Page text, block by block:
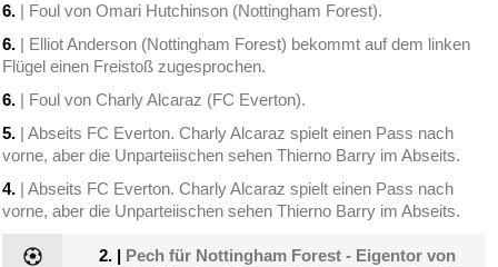
6. | Foul von Omari Hutchinson (Nottingham Forest).
6. | Elliot Anderson (Nottingham Forest) bekommt auf dem linken
Flügel einen Freistoß zugesprochen.
6. | Foul von Charly Alcaraz (FC Everton).
5. | Abseits FC Everton. Charly Alcaraz spielt einen Pass nach
vorne, aber die Unparteiischen sehen Thierno Barry im Abseits.
4. | Abseits FC Everton. Charly Alcaraz spielt einen Pass nach
vorne, aber die Unparteiischen sehen Thierno Barry im Abseits.
2. | Pech für Nottingham Forest - Eigentor von